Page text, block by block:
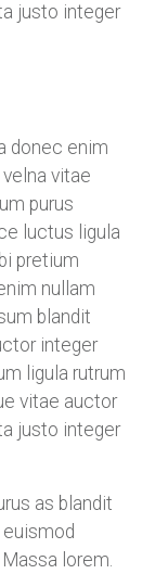
justo integer
donec enim
vitae
purus
luctus ligula
pretium
nullam
blandit
integer
ligula rutrum
vitae auctor
justo integer
as blandit
lorem.